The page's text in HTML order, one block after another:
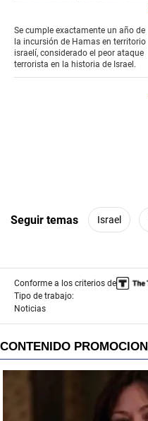
of
17
seconds
Se cumple exactamente un año de
la incursión de Hamas en territorio
israelí, considerado el peor ataque
terrorista en la historia de Israel.
Seguir temas Israel
Conforme a los criterios de
Tipo de trabajo:
Noticias